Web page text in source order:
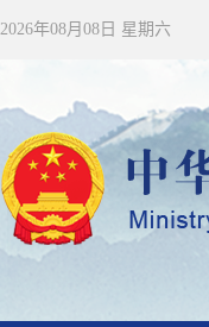
2026年08月08日 星期六